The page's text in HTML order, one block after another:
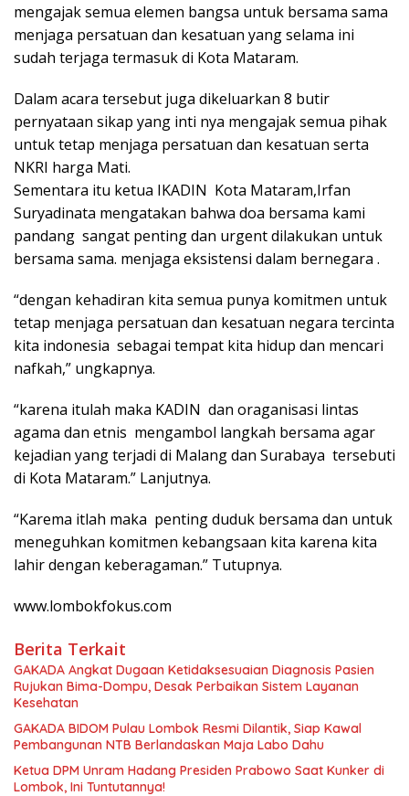
mengajak semua elemen bangsa untuk bersama sama
menjaga persatuan dan kesatuan yang selama ini
sudah terjaga termasuk di Kota Mataram.
Dalam acara tersebut juga dikeluarkan 8 butir
pernyataan sikap yang inti nya mengajak semua pihak
untuk tetap menjaga persatuan dan kesatuan serta
NKRI harga Mati.
Sementara itu ketua IKADIN Kota Mataram,Irfan
Suryadinata mengatakan bahwa doa bersama kami
pandang sangat penting dan urgent dilakukan untuk
bersama sama. menjaga eksistensi dalam bernegara .
“dengan kehadiran kita semua punya komitmen untuk
tetap menjaga persatuan dan kesatuan negara tercinta
kita indonesia sebagai tempat kita hidup dan mencari
nafkah,” ungkapnya.
“karena itulah maka KADIN dan oraganisasi lintas
agama dan etnis mengambol langkah bersama agar
kejadian yang terjadi di Malang dan Surabaya tersebuti
di Kota Mataram.” Lanjutnya.
“Karema itlah maka penting duduk bersama dan untuk
meneguhkan komitmen kebangsaan kita karena kita
lahir dengan keberagaman.” Tutupnya.
www.lombokfokus.com
Berita Terkait
GAKADA Angkat Dugaan Ketidaksesuaian Diagnosis Pasien
Rujukan Bima-Dompu, Desak Perbaikan Sistem Layanan
Kesehatan
GAKADA BIDOM Pulau Lombok Resmi Dilantik, Siap Kawal
Pembangunan NTB Berlandaskan Maja Labo Dahu
Ketua DPM Unram Hadang Presiden Prabowo Saat Kunker di
Lombok, Ini Tuntutannya!